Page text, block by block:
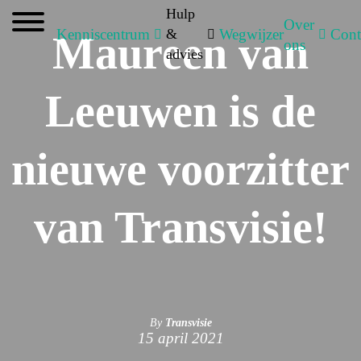
Kenniscentrum
Hulp
&
advies
Wegwijzer
Over
ons
Maureen van
Leeuwen is de
nieuwe voorzitter
van Transvisie!
By Transvisie
15 april 2021